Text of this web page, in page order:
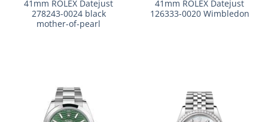
41mm ROLEX Datejust
278243-0024 black
mother-of-pearl
41mm ROLEX Datejust
126333-0020 Wimbledon